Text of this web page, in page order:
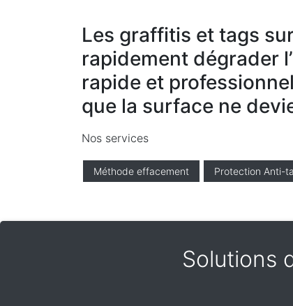
Les graffitis et tags
rapidement dégrader
rapide et
que la surface ne
Nos services
Méthode effacement Protection Anti-
Solutions